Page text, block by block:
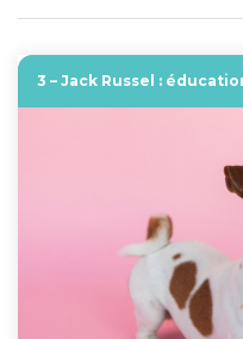
3 – Jack Russel :